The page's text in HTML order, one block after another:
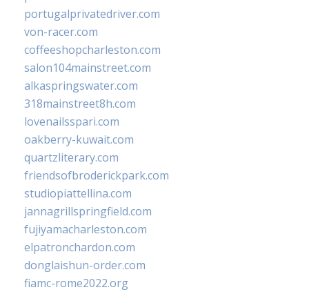
portugalprivatedriver.com
von-racer.com
coffeeshopcharleston.com
salon104mainstreet.com
alkaspringswater.com
318mainstreet8h.com
lovenailsspari.com
oakberry-kuwait.com
quartzliterary.com
friendsofbroderickpark.com
studiopiattellina.com
jannagrillspringfield.com
fujiyamacharleston.com
elpatronchardon.com
donglaishun-order.com
fiamc-rome2022.org